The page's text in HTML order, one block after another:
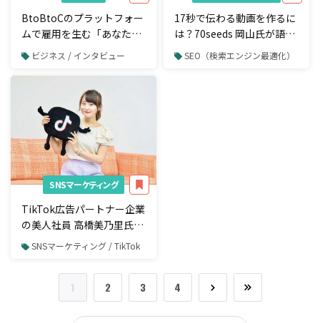
BtoBtoCのプラットフォー
ムで雇用を生む「あなたの
マイスター」
ビジネス / インタビュー
17秒で伝わる動画を作るに
は？70seeds 岡山氏が語
る、3秒で離脱されない動
画制作
SEO（検索エンジン最適化）
SNSマーケティング
TikTok広告パートナー企業
の美人社員 高橋美乃里氏と
「TikTokのこれから」につ
いて考察してみた。
SNSマーケティング / TikTok
1 2 3 4